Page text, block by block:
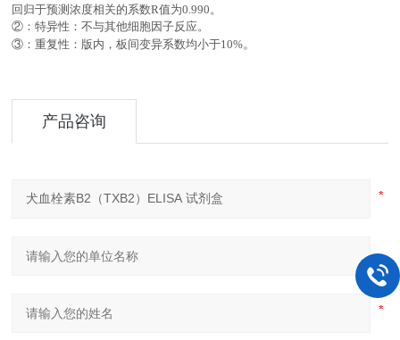
回归于预测浓度相关的系数R值为0.990。
②：特异性：不与其他细胞因子反应。
③：重复性：版内，板间变异系数均小于10%。
产品咨询